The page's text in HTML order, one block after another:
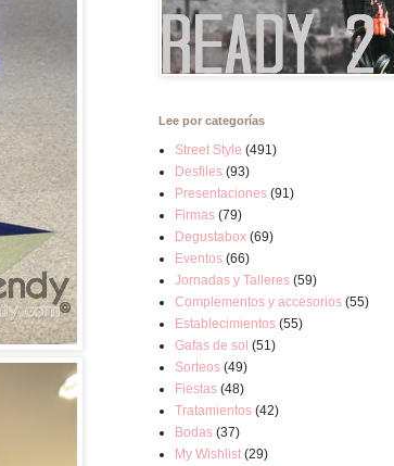
Lee por categorías
Street Style (491)
Desfiles (93)
Presentaciones (91)
Firmas (79)
Degustabox (69)
Eventos (66)
Jornadas y Talleres (59)
Complementos y accesorios (55)
Establecimientos (55)
Gafas de sol (51)
Sorteos (49)
Fiestas (48)
Tratamientos (42)
Bodas (37)
My Wishlist (29)